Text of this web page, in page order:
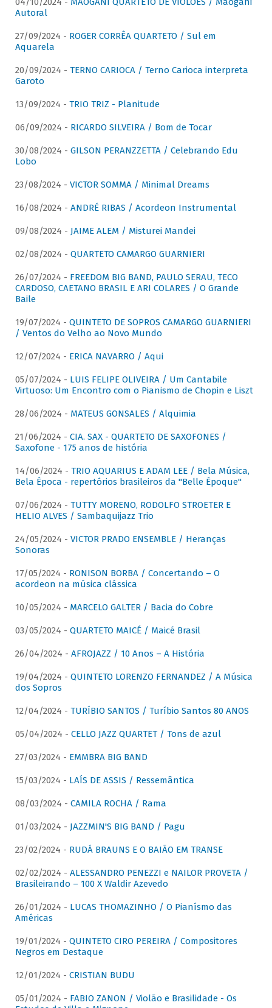
Autoral
27/09/2024 - ROGER CORRÊA QUARTETO / Sul em
Aquarela
20/09/2024 - TERNO CARIOCA / Terno Carioca interpreta
Garoto
13/09/2024 - TRIO TRIZ - Planitude
06/09/2024 - RICARDO SILVEIRA / Bom de Tocar
30/08/2024 - GILSON PERANZZETTA / Celebrando Edu
Lobo
23/08/2024 - VICTOR SOMMA / Minimal Dreams
16/08/2024 - ANDRÉ RIBAS / Acordeon Instrumental
09/08/2024 - JAIME ALEM / Misturei Mandei
02/08/2024 - QUARTETO CAMARGO GUARNIERI
26/07/2024 - FREEDOM BIG BAND, PAULO SERAU, TECO
CARDOSO, CAETANO BRASIL E ARI COLARES / O Grande
Baile
19/07/2024 - QUINTETO DE SOPROS CAMARGO GUARNIERI
/ Ventos do Velho ao Novo Mundo
12/07/2024 - ERICA NAVARRO / Aqui
05/07/2024 - LUIS FELIPE OLIVEIRA / Um Cantabile
Virtuoso: Um Encontro com o Pianismo de Chopin e Liszt
28/06/2024 - MATEUS GONSALES / Alquimia
21/06/2024 - CIA. SAX - QUARTETO DE SAXOFONES /
Saxofone - 175 anos de história
14/06/2024 - TRIO AQUARIUS E ADAM LEE / Bela Música,
Bela Época - repertórios brasileiros da "Belle Époque"
07/06/2024 - TUTTY MORENO, RODOLFO STROETER E
HELIO ALVES / Sambaquijazz Trio
24/05/2024 - VICTOR PRADO ENSEMBLE / Heranças
Sonoras
17/05/2024 - RONISON BORBA / Concertando – O
acordeon na música clássica
10/05/2024 - MARCELO GALTER / Bacia do Cobre
03/05/2024 - QUARTETO MAICÉ / Maicé Brasil
26/04/2024 - AFROJAZZ / 10 Anos – A História
19/04/2024 - QUINTETO LORENZO FERNANDEZ / A Música
dos Sopros
12/04/2024 - TURÍBIO SANTOS / Turíbio Santos 80 ANOS
05/04/2024 - CELLO JAZZ QUARTET / Tons de azul
27/03/2024 - EMMBRA BIG BAND
15/03/2024 - LAÍS DE ASSIS / Ressemântica
08/03/2024 - CAMILA ROCHA / Rama
01/03/2024 - JAZZMIN'S BIG BAND / Pagu
23/02/2024 - RUDÁ BRAUNS E O BAIÃO EM TRANSE
02/02/2024 - ALESSANDRO PENEZZI e NAILOR PROVETA /
Brasileirando – 100 X Waldir Azevedo
26/01/2024 - LUCAS THOMAZINHO / O Pianísmo das
Américas
19/01/2024 - QUINTETO CIRO PEREIRA / Compositores
Negros em Destaque
12/01/2024 - CRISTIAN BUDU
05/01/2024 - FABIO ZANON / Violão e Brasilidade - Os